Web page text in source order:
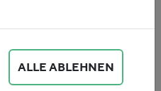
ALLE ABLEHNEN